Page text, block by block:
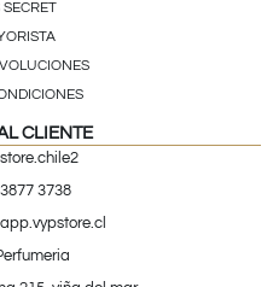
SECRET
CLIENTE
3738